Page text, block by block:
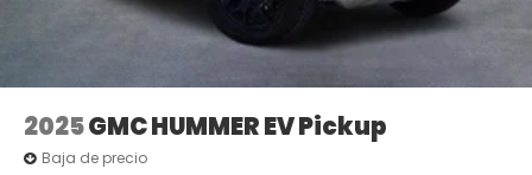
2025GMC HUMMER EV Pickup
Baja de precio